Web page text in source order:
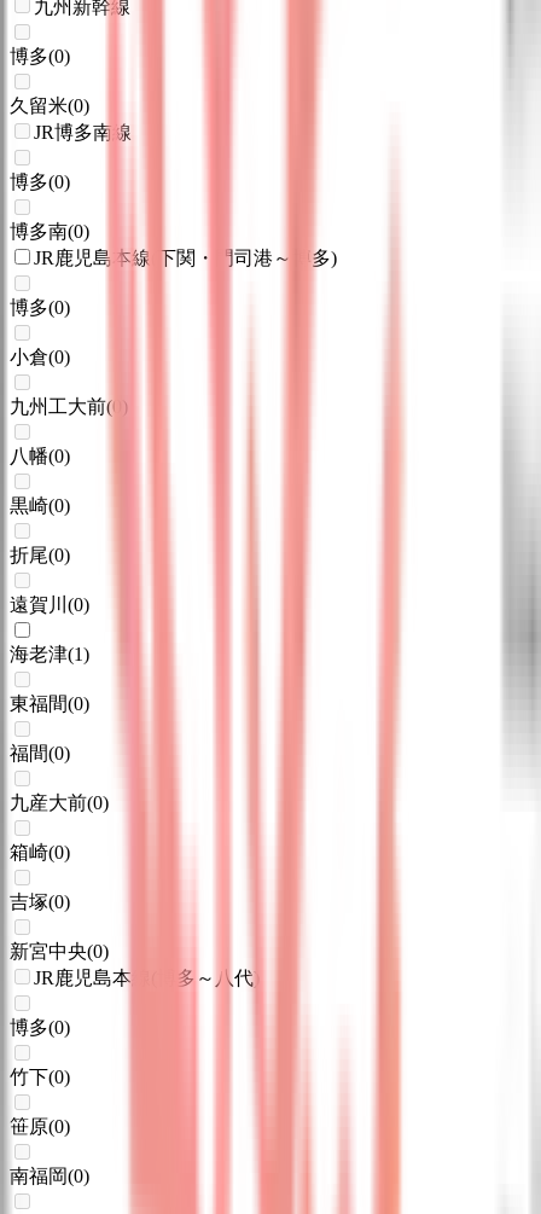
九州新幹線
博多(0)
久留米(0)
JR博多南線
博多(0)
博多南(0)
JR鹿児島本線(下関・門司港～博多)
博多(0)
小倉(0)
九州工大前(0 )
八幡(0)
黒崎(0)
折尾(0)
遠賀川 (0)
海老津(1)
東福間(0)
福間(0)
九産大前(0)
箱崎(0)
吉塚(0)
新宮中央(0)
JR鹿児島本線(博多～八代)
博多(0)
竹下(0)
笹原(0)
南福岡(0)